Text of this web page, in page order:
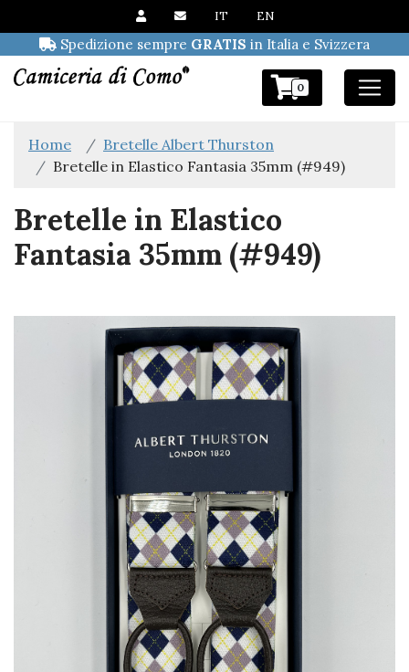
IT EN
Spedizione sempre GRATIS in Italia e Svizzera
0
Home
Bretelle Albert Thurston
Bretelle in Elastico Fantasia 35mm (#949)
Bretelle in Elastico
Fantasia 35mm (#949)